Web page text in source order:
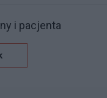
i pacjenta